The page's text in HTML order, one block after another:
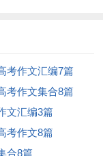
考作文汇编7篇
考作文集合8篇
文汇编3篇
考作文8篇
合8篇